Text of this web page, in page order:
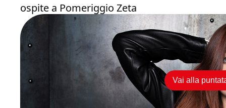
ospite a Pomeriggio Zeta
Vai alla